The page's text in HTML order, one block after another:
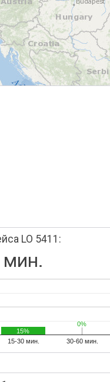
LO 5411:
мин.
15-30 мин. 30-60 мин.
15%
0%
0%